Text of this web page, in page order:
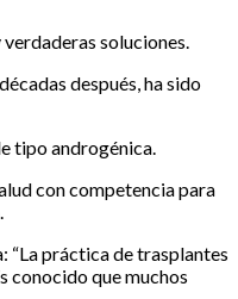
soluciones.
después, ha sido
tipo androgénica.
con competencia para
“La práctica de trasplantes
conocido que muchos